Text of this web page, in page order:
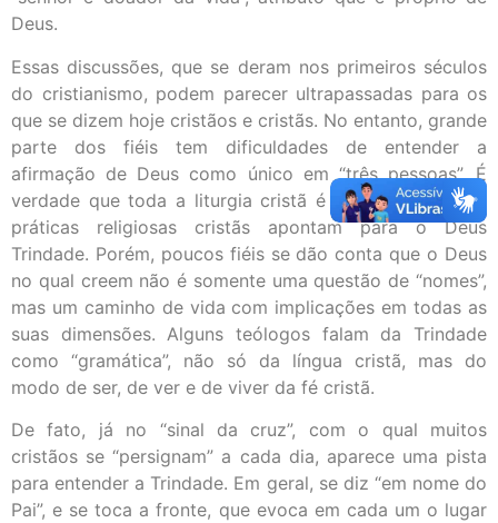
Deus.
Essas discussões, que se deram nos primeiros séculos
do cristianismo, podem parecer ultrapassadas para os
que se dizem hoje cristãos e cristãs. No entanto, grande
parte dos fiéis tem dificuldades de entender a
afirmação de Deus como único em “três pessoas”. É
verdade que toda a liturgia cristã é trinitária e muitas
práticas religiosas cristãs apontam para o Deus
Trindade. Porém, poucos fiéis se dão conta que o Deus
no qual creem não é somente uma questão de “nomes”,
mas um caminho de vida com implicações em todas as
suas dimensões. Alguns teólogos falam da Trindade
como “gramática”, não só da língua cristã, mas do
modo de ser, de ver e de viver da fé cristã.
De fato, já no “sinal da cruz”, com o qual muitos
cristãos se “persignam” a cada dia, aparece uma pista
para entender a Trindade. Em geral, se diz “em nome do
Pai”, e se toca a fronte, que evoca em cada um o lugar